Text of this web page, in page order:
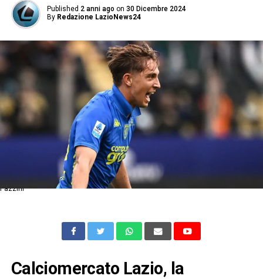
Published 2 anni ago on 30 Dicembre 2024
By Redazione LazioNews24
Fazzini
Calciomercato Lazio, la